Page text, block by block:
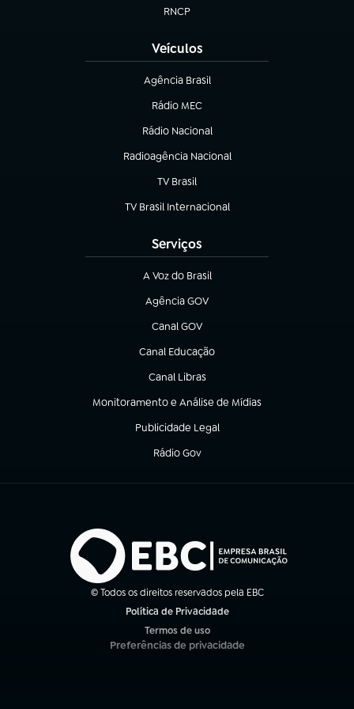
RNCP
(abre em nova aba)
Veículos
Agência Brasil
(abre em nova aba)
Rádio MEC
(abre em nova aba)
Rádio Nacional
Radioagência Nacional
(abre em nova aba)
TV Brasil
(abre em nova aba)
TV Brasil Internacional
(abre em nova aba)
Serviços
A Voz do Brasil
(abre em nova aba)
Agência GOV
(abre em nova aba)
Canal GOV
(abre em nova aba)
Canal Educação
(abre em nova aba)
Canal Libras
(abre em nova aba)
Monitoramento e Análise de Mídias
(abre em nova aba)
Publicidade Legal
(abre em nova aba)
Rádio Gov
(abre em nova aba)
© Todos os direitos reservados pela EBC
Política de Privacidade
Termos de uso
(abre em nova aba)
Preferências de privacidade